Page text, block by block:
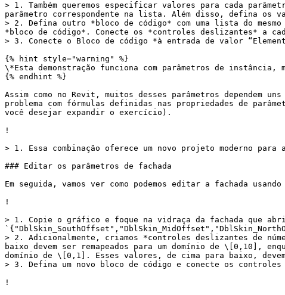
> 1. Também queremos especificar valores para cada
parâmetro correspondente na lista. Além disso, defina os
> 2. Defina outro *bloco de código* com uma lista do mesmo
*bloco de código*. Conecte os *controles deslizantes* a
> 3. Conecte o Bloco de código *à entrada de valor
{% hint style="warning" %}
\*Esta demonstração funciona com parâmetros de instância,
{% endhint %}
Assim como no Revit, muitos desses parâmetros dependem
problema com fórmulas definidas nas propriedades de
você desejar expandir o exercício).
!
> 1. Essa combinação oferece um novo projeto moderno
### Editar os parâmetros de fachada
Em seguida, vamos ver como podemos editar a fachada usando
!
> 1. Copie o gráfico e foque na vidraça da fachada que
> 2. Adicionalmente, criamos *controles deslizantes de
baixo devem ser remapeados para um domínio de \[0,10],
domínio de \[0,1]. Esses valores, de cima para baixo,
> 3. Defina um novo bloco de código e conecte os
!